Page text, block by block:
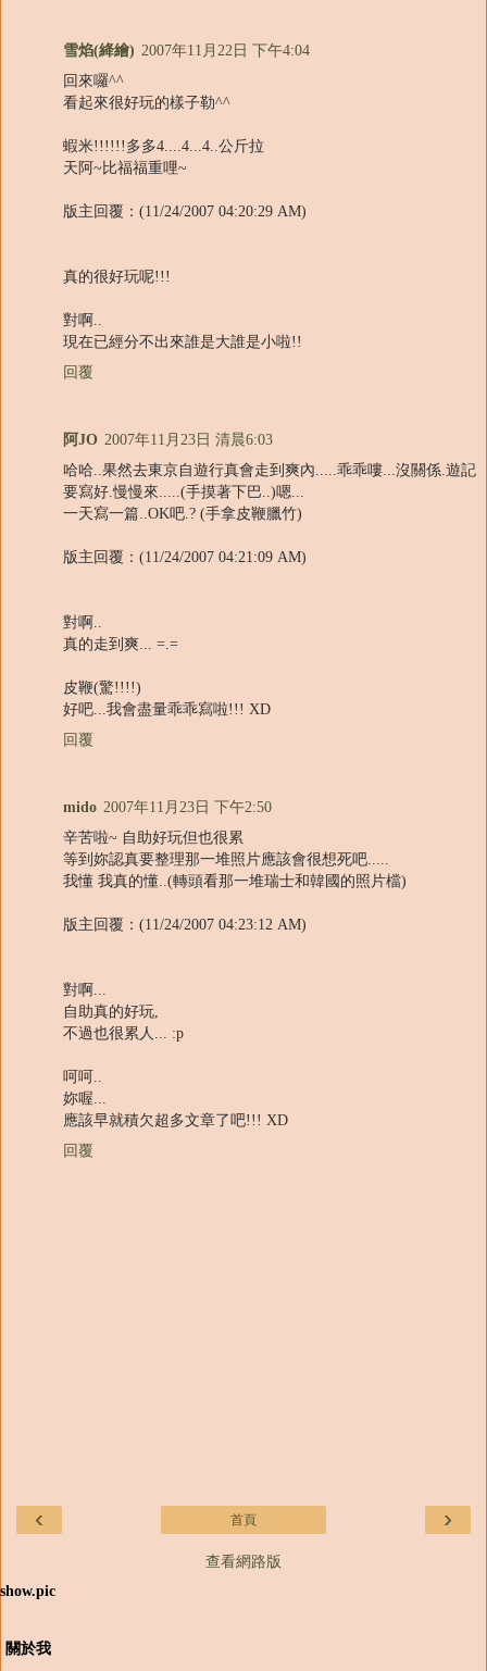
雪焰(絳繪) 2007年11月22日 下午4:04
回來囉^^
看起來很好玩的樣子勒^^
蝦米!!!!!!多多4....4...4..公斤拉
天阿~比福福重哩~
版主回覆：(11/24/2007 04:20:29 AM)
真的很好玩呢!!!
對啊..
現在已經分不出來誰是大誰是小啦!!
回覆
阿JO 2007年11月23日 清晨6:03
哈哈..果然去東京自遊行真會走到爽內.....乖乖嘍...沒關係.遊記
要寫好.慢慢來.....(手摸著下巴..)嗯...
一天寫一篇..OK吧.? (手拿皮鞭臘竹)
版主回覆：(11/24/2007 04:21:09 AM)
對啊..
真的走到爽... =.=
皮鞭(驚!!!!)
好吧...我會盡量乖乖寫啦!!! XD
回覆
mido 2007年11月23日 下午2:50
辛苦啦~ 自助好玩但也很累
等到妳認真要整理那一堆照片應該會很想死吧.....
我懂 我真的懂..(轉頭看那一堆瑞士和韓國的照片檔)
版主回覆：(11/24/2007 04:23:12 AM)
對啊...
自助真的好玩,
不過也很累人... :p
呵呵..
妳喔...
應該早就積欠超多文章了吧!!! XD
回覆
‹ ›
首頁
查看網路版
show.pic
關於我